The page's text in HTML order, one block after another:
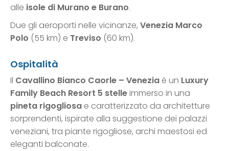
alle isole di Murano e Burano.
Due gli aeroporti nelle vicinanze, Venezia Marco
Polo (55 km) e Treviso (60 km).
Ospitalità
Il Cavallino Bianco Caorle – Venezia è un Luxury
Family Beach Resort 5 stelleimmerso in una
pineta rigogliosa e caratterizzato da architetture
sorprendenti, ispirate alla suggestione dei palazzi
veneziani, tra piante rigogliose, archi maestosi ed
eleganti balconate.